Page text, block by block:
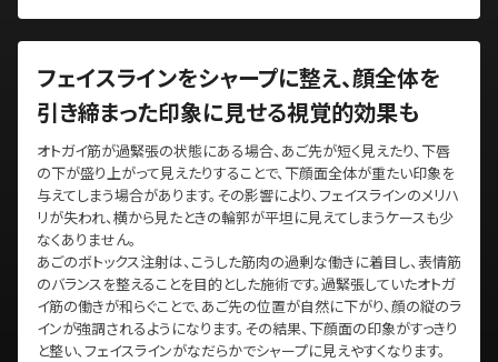
フェイスラインをシャープに整え、顔全体を
引き締まった印象に見せる視覚的効果も
オトガイ筋が過緊張の状態にある場合、あご先が短く見えたり、下唇
の下が盛り上がって見えたりすることで、下顔面全体が重たい印象を
与えてしまう場合があります。その影響により、フェイスラインのメリハ
リが失われ、横から見たときの輪郭が平坦に見えてしまうケースも少
なくありません。
あごのボトックス注射は、こうした筋肉の過剰な働きに着目し、表情筋
のバランスを整えることを目的とした施術です。過緊張していたオトガ
イ筋の働きが和らぐことで、あご先の位置が自然に下がり、顔の縦のラ
インが強調されるようになります。その結果、下顔面の印象がすっきり
と整い、フェイスラインがなだらかでシャープに見えやすくなります。